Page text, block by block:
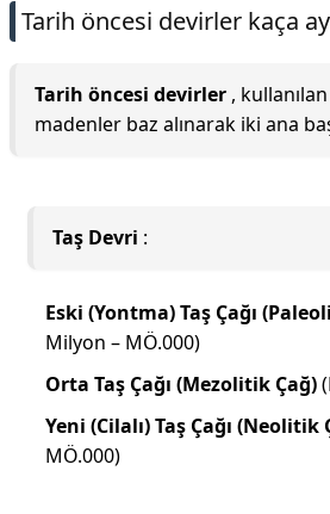
Tarih öncesi devirler kaça
Tarih öncesi devirler ,
madenler baz alınarak iki ana
Taş Devri :
Eski (Yontma) Taş Çağı
Milyon – MÖ.000)
Orta Taş Çağı (Mezolitik Çağ)
Yeni (Cilalı) Taş Çağı (Neolitik
MÖ.000)